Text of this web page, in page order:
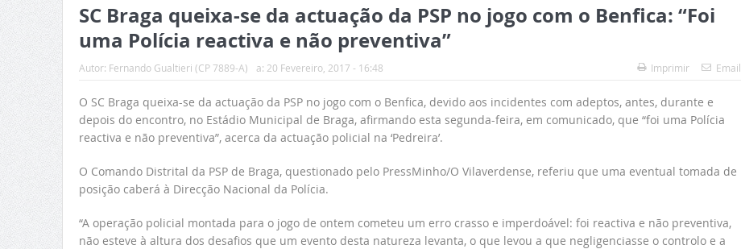
SC Braga queixa-se da actuação da PSP no jogo com o Benfica: “Foi
uma Polícia reactiva e não preventiva”
Autor: Fernando Gualtieri (CP 7889-A) a: 20 Fevereiro, 2017 - 16:48 Imprimir Email
O SC Braga queixa-se da actuação da PSP no jogo com o Benfica, devido aos incidentes com adeptos, antes, durante e
depois do encontro, no Estádio Municipal de Braga, afirmando esta segunda-feira, em comunicado, que “foi uma Polícia
reactiva e não preventiva”, acerca da actuação policial na ‘Pedreira’.
O Comando Distrital da PSP de Braga, questionado pelo PressMinho/O Vilaverdense, referiu que uma eventual tomada de
posição caberá à Direcção Nacional da Polícia.
“A operação policial montada para o jogo de ontem cometeu um erro crasso e imperdoável: foi reactiva e não preventiva,
não esteve à altura dos desafios que um evento desta natureza levanta, o que levou a que negligenciasse o controlo e a